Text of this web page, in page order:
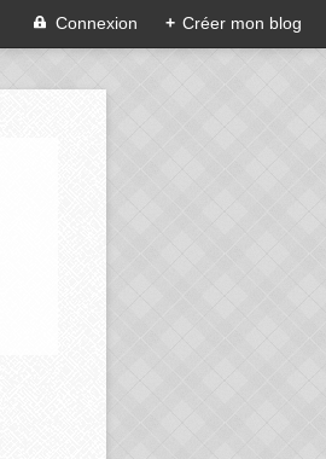
Connexion + Créer mon blog